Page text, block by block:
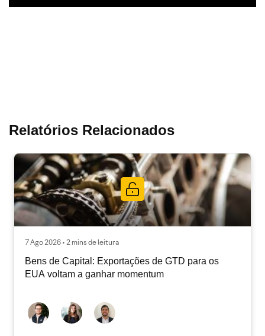
Relatórios Relacionados
7 Ago 2026 • 2 mins de leitura
Bens de Capital: Exportações de GTD para os
EUA voltam a ganhar momentum